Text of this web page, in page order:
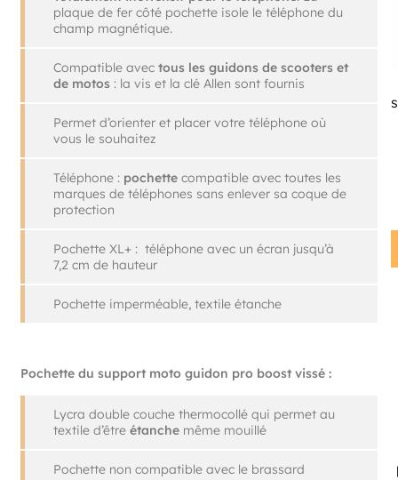
plaque de fer côté pochette isole le téléphone du
champ magnétique.
Compatible avectous les guidons de scooters et
de motos : la vis et la clé Allen sont fournis
Permet d’orienter et placer votre téléphone où
vous le souhaitez
Téléphone : pochette compatible avec toutes les
marques de téléphones sans enlever sa coque de
protection
Pochette XL+ : téléphone avec un écran jusqu’à
7,2 cm de hauteur
Pochette imperméable, textile étanche
Pochette du support moto guidon pro boost vissé :
Lycra double couche thermocollé qui permet au
textile d’êtreétanche même mouillé
Pochette non compatible avec le brassard